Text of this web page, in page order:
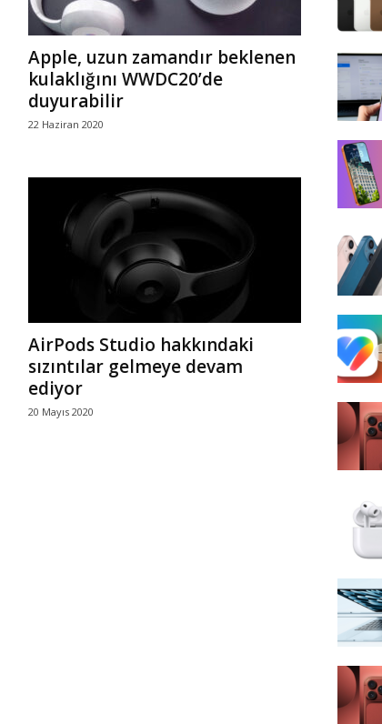
Apple, uzun zamandır beklenen
kulaklığını WWDC20’de
duyurabilir
22 Haziran 2020
AirPods Studio hakkındaki
sızıntılar gelmeye devam
ediyor
20 Mayıs 2020